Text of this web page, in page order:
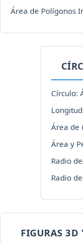
Área de Polígonos
Círculo:
Área de
Área y
Radio
Radio
FIGURAS 3D